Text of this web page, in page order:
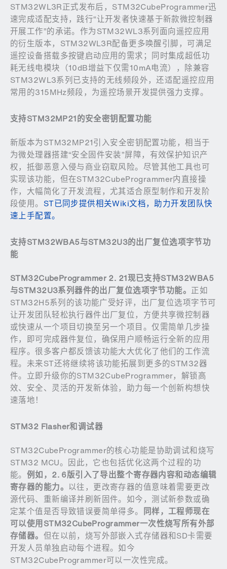
STM32WL3R正式发布后，STM32CubeProgrammer迅
速完成适配支持，践行“让开发者快速基于新款微控制器
开展工作”的承诺。作为STM32WL3系列面向遥控应用
的衍生版本，STM32WL3R配备更多唤醒引脚，可满足
遥控设备搭载多按键启动应用的需求；同时集成超低功
耗无线电模块（10dB增益下仅需10mA电流），除兼容
STM32WL3系列已支持的无线频段外，还适配遥控应用
常用的315MHz频段，为遥控场景开发提供强力支撑。
支持STM32MP21的安全密钥配置功能
新版本为STM32MP21引入安全密钥配置功能，相当于
为微处理器搭建“安全固件安装”屏障，有效保护知识产
权，抵御恶意入侵与商业窃取风险。尽管其他工具也可
实现该功能，但在STM32CubeProgrammer内直接操
作，大幅简化了开发流程，尤其适合原型制作和开发阶
段使用。 ST已同步提供相关Wiki文档，助力开发团队快
速上手配置。
支持STM32WBA5与STM32U3的出厂复位选项字节功
能
STM32CubeProgrammer 2. 21现已支持STM32WBA5
与STM32U3系列器件的出厂复位选项字节功能。 正如
STM32H5系列的该功能广受好评，出厂复位选项字节可
让开发团队轻松执行器件出厂复位，方便共享微控制器
或快速从一个项目切换至另一个项目。仅需简单几步操
作，即可完成器件复位，确保用户顺畅运行全新的应用
程序。很多客户都反馈该功能大大优化了他们的工作流
程。未来ST还将继续将该功能拓展到更多的STM32器
件。立即升级你的STM32CubeProgrammer，解锁高
效、安全、灵活的开发新体验，助力每一个创新构想快
速落地！
STM32 Flasher和调试器
STM32CubeProgrammer的核心功能是协助调试和烧写
STM32 MCU。因此，它也包括优化这两个过程的功
能。 例如， 2. 6版引入了导出整个寄存器内容和动态编辑
寄存器的能力。 以往，更改寄存器的值意味着需要更改
源代码、重新编译并刷新固件。如今，测试新参数或确
定某个值是否导致错误要简单得多。 同样，工程师现在
可以使用STM32CubeProgrammer一次性烧写所有外部
存储器。 但在以前，烧写外部嵌入式存储器和SD卡需要
开发人员单独启动每个进程。如今
STM32CubeProgrammer可以一次性完成。